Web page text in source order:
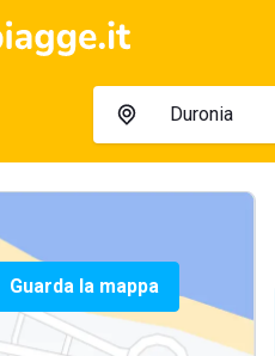
Guarda la mappa